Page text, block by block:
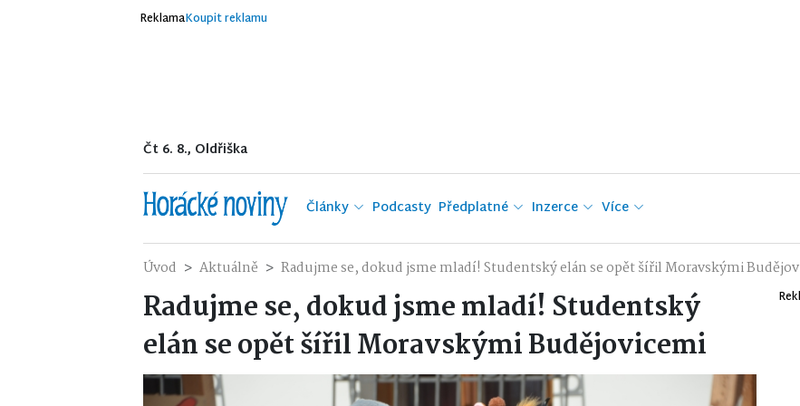
ReklamaKoupit reklamu
Čt 6. 8., Oldřiška
Články Podcasty Předplatné Inzerce Více
Úvod Aktuálně Radujme se, dokud jsme mladí! Studentský elán se opět šířil Moravskými
Radujme se, dokud jsme mladí! Studentský
elán se opět šířil Moravskými Budějovicemi